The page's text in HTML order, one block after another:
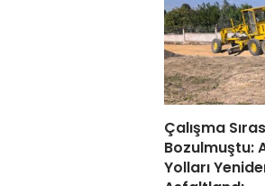
Çalışma
Bozulmuştu:
Yolları